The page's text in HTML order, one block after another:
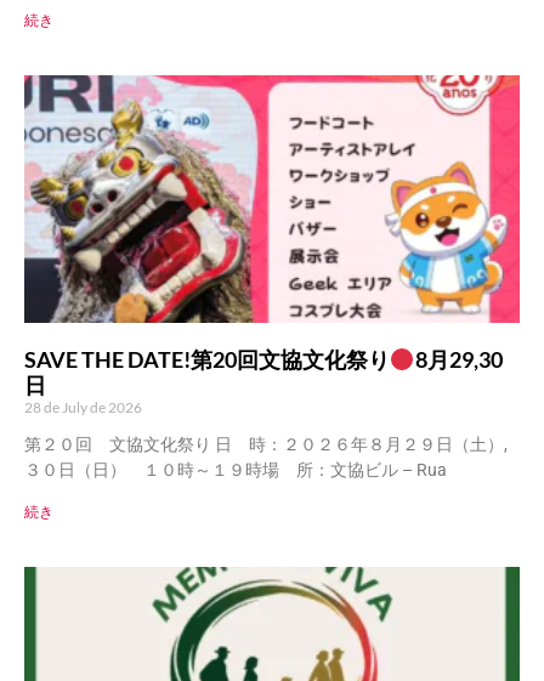
続き
SAVE THE DATE!第20回文協文化祭り
8月29,30
日
28 de July de 2026
第２０回 文協文化祭り 日 時：２０２６年８月２９日（土）,
３０日（日） １０時～１９時場 所：文協ビル – Rua
続き